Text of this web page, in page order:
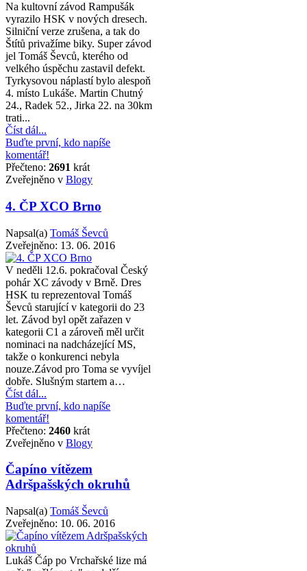
Na kultovní závod Rampušák
vyrazilo HSK v nových dresech.
Silniční verze zrušena, a tak do
Štítů privažíme biky. Super závod
jel Tomáš Ševců, kterého od
velkého úspěchu zastavil defekt.
Tyrkysovou náplastí bylo alespoň
4. místo Lukáše. Martin Chutný
24., Radek 52., Jirka 22. na 30km
trati...
Číst dál...
Buďte první, kdo napíše
komentář!
Přečteno: 2691 krát
Zveřejněno v Blogy
4. ČP XCO Brno
Napsal(a) Tomáš Ševců
Zveřejněno: 13. 06. 2016
V neděli 12.6. pokračoval Český
pohár XC závody v Brně. Dres
HSK tu reprezentoval Tomáš
Ševců starující v kategorii do 23
let. Závod byl opět zařazen v
kategorii C1 a zároveň měl určit
nominaci na nadcházející MS,
takže o konkurenci nebyla
nouze.Závod pro Toma se vyvíjel
dobře. Slušným startem a…
Číst dál...
Buďte první, kdo napíše
komentář!
Přečteno: 2460 krát
Zveřejněno v Blogy
Čapíno vítězem
Adršpašských okruhů
Napsal(a) Tomáš Ševců
Zveřejněno: 10. 06. 2016
Lukáš Čáp po Vrchařské lize má